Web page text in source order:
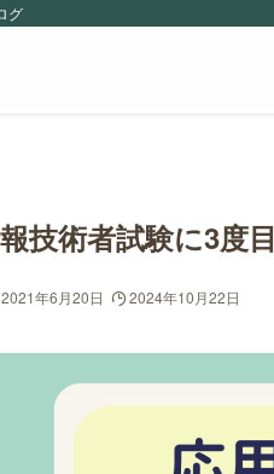
グ
技術者試験に3度
2021年6月20日 2024年10月22日